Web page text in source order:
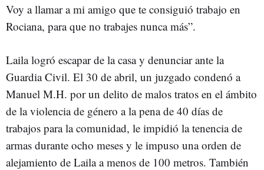
Voy a llamar a mi amigo que te consiguió trabajo en
Rociana, para que no trabajes nunca más”.
Laila logró escapar de la casa y denunciar ante la
Guardia Civil. El 30 de abril, un juzgado condenó a
Manuel M.H. por un delito de malos tratos en el ámbito
de la violencia de género a la pena de 40 días de
trabajos para la comunidad, le impidió la tenencia de
armas durante ocho meses y le impuso una orden de
alejamiento de Laila a menos de 100 metros. También